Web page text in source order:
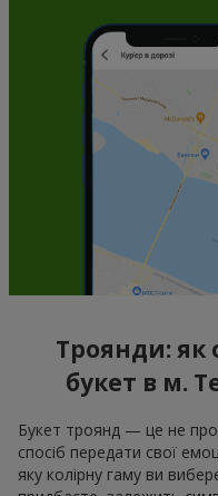
Троянди: як
букет в м.
Букет троянд — це не
спосіб передати свої
яку колірну гаму ви